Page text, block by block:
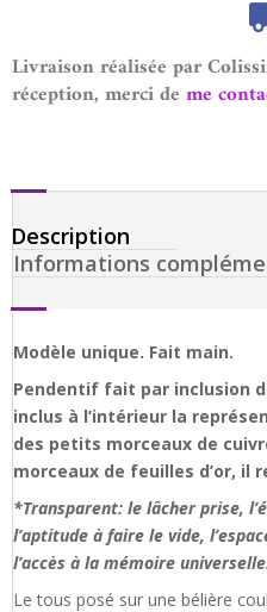
Livraison réalisée par
réception, merci de me
Description
Informations
Modèle unique. Fait main.
Pendentif fait par inclusion
inclus à l’intérieur la
des petits morceaux de
morceaux de feuilles d’or, il
*Transparent: le lâcher prise,
l’aptitude à faire le vide,
l’accès à la mémoire
Le tous posé sur une bélière